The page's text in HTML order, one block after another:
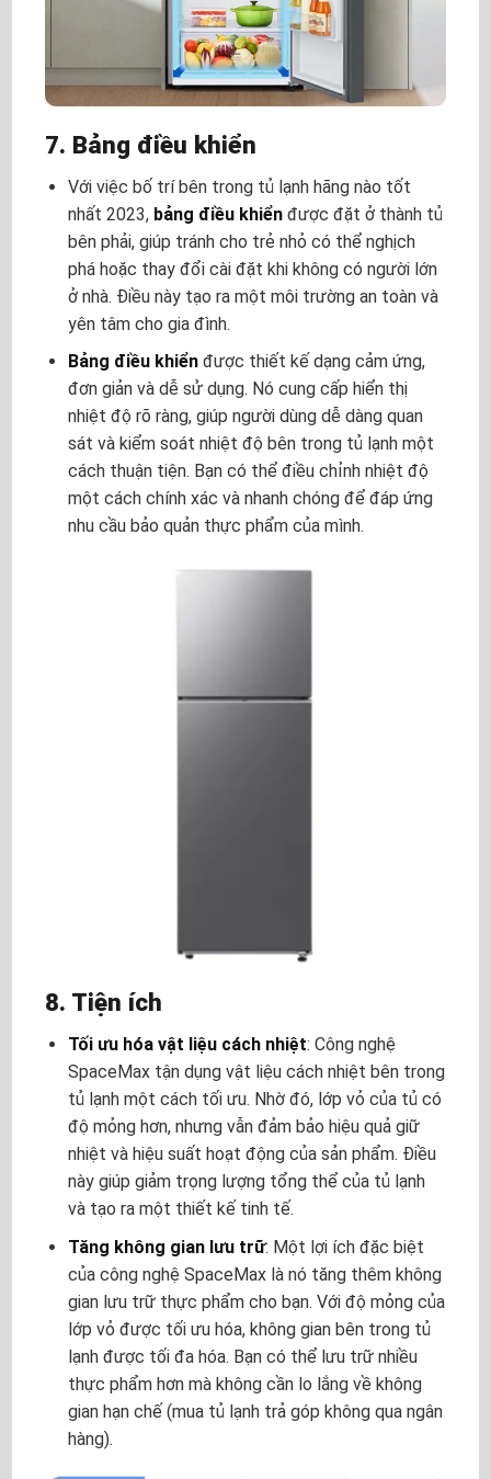
7. Bảng điều khiển
Với việc bố trí bên trong tủ lạnh hãng nào tốt
nhất 2023, bảng điều khiểnđược đặt ở thành tủ
bên phải, giúp tránh cho trẻ nhỏ có thể nghịch
phá hoặc thay đổi cài đặt khi không có người lớn
ở nhà. Điều này tạo ra một môi trường an toàn và
yên tâm cho gia đình.
Bảng điều khiểnđược thiết kế dạng cảm ứng,
đơn giản và dễ sử dụng. Nó cung cấp hiển thị
nhiệt độ rõ ràng, giúp người dùng dễ dàng quan
sát và kiểm soát nhiệt độ bên trong tủ lạnh một
cách thuận tiện. Bạn có thể điều chỉnh nhiệt độ
một cách chính xác và nhanh chóng để đáp ứng
nhu cầu bảo quản thực phẩm của mình.
8. Tiện ích
Tối ưu hóa vật liệu cách nhiệt: Công nghệ
SpaceMax tận dụng vật liệu cách nhiệt bên trong
tủ lạnh một cách tối ưu. Nhờ đó, lớp vỏ của tủ có
độ mỏng hơn, nhưng vẫn đảm bảo hiệu quả giữ
nhiệt và hiệu suất hoạt động của sản phẩm. Điều
này giúp giảm trọng lượng tổng thể của tủ lạnh
và tạo ra một thiết kế tinh tế.
Tăng không gian lưu trữ: Một lợi ích đặc biệt
của công nghệ SpaceMax là nó tăng thêm không
gian lưu trữ thực phẩm cho bạn. Với độ mỏng của
lớp vỏ được tối ưu hóa, không gian bên trong tủ
lạnh được tối đa hóa. Bạn có thể lưu trữ nhiều
thực phẩm hơn mà không cần lo lắng về không
gian hạn chế (mua tủ lạnh trả góp không qua ngân
hàng).